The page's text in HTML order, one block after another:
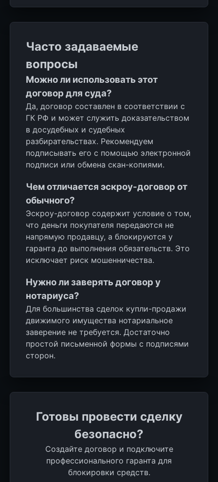
Часто задаваемые
вопросы
Можно ли использовать этот
договор для суда?
Да, договор составлен в соответствии с
ГК РФ и может служить доказательством
в досудебных и судебных
разбирательствах. Рекомендуем
подписывать его с помощью электронной
подписи или обмена скан-копиями.
Чем отличается эскроу-договор от
обычного?
Эскроу-договор содержит условие о том,
что деньги покупателя передаются не
напрямую продавцу, а блокируются у
гаранта до выполнения обязательств. Это
исключает риск мошенничества.
Нужно ли заверять договор у
нотариуса?
Для большинства сделок купли-продажи
движимого имущества нотариальное
заверение не требуется. Достаточно
простой письменной формы с подписями
сторон.
Готовы провести сделку
безопасно?
Создайте договор и подключите
профессионального гаранта для
блокировки средств.